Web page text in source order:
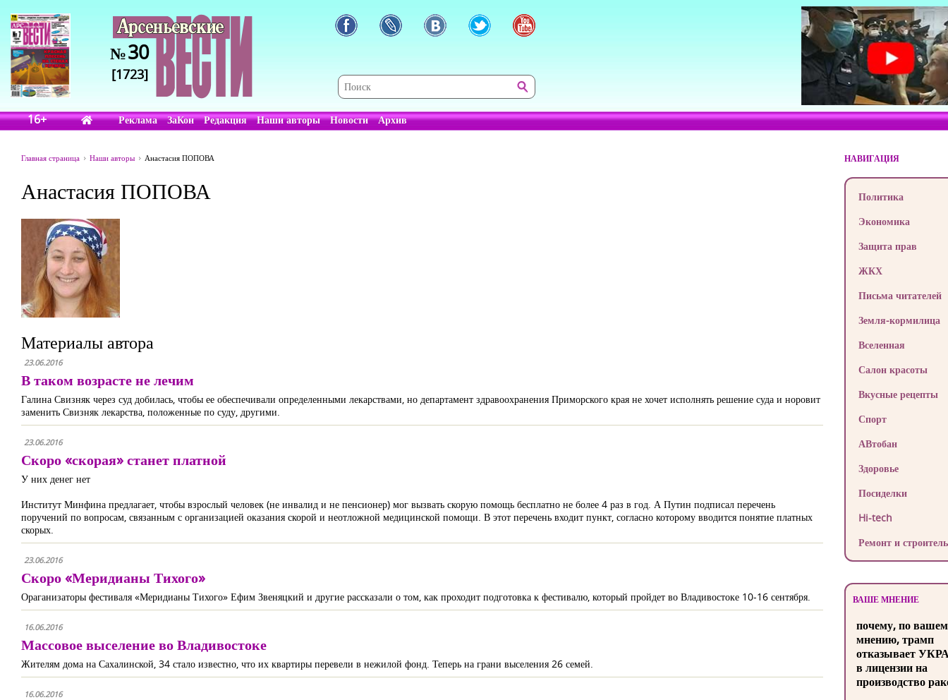
№30
[1723]
16+ Реклама ЗаКон Редакция Наши авторы Новости Архив
Главная страница Наши авторы Анастасия ПОПОВА
Анастасия ПОПОВА
Материалы автора
23.06.2016
В таком возрасте не лечим
Галина Свизняк через суд добилась, чтобы ее обеспечивали определенными лекарствами, но департамент здравоохранения Приморского края не хочет исполнять решение суда и норовит
заменить Свизняк лекарства, положенные по суду, другими.
23.06.2016
Скоро «скорая» станет платной
У них денег нет
Институт Минфина предлагает, чтобы взрослый человек (не инвалид и не пенсионер) мог вызвать скорую помощь бесплатно не более 4 раз в год. А Путин подписал перечень
поручений по вопросам, связанным с организацией оказания скорой и неотложной медицинской помощи. В этот перечень входит пункт, согласно которому вводится понятие платных
скорых.
23.06.2016
Скоро «Меридианы Тихого»
Ораганизаторы фестиваля «Меридианы Тихого» Ефим Звеняцкий и другие рассказали о том, как проходит подготовка к фестивалю, который пройдет во Владивостоке 10-16 сентября.
16.06.2016
Массовое выселение во Владивостоке
Жителям дома на Сахалинской, 34 стало известно, что их квартиры перевели в нежилой фонд. Теперь на грани выселения 26 семей.
16.06.2016
НАВИГАЦИЯ
Политика
Экономика
Защита прав
ЖКХ
Письма читателей
Земля-кормилица
Вселенная
Салон красоты
Вкусные рецепты
Спорт
АВтобан
Здоровье
Посиделки
Hi-tech
Ремонт и
ВАШЕ МНЕНИЕ
почему, по
мнению, трамп
отказывает
в лицензии на
производство